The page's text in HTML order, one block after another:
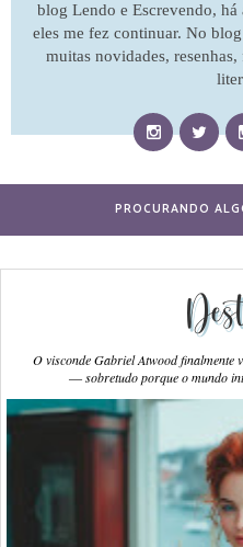
blog Lendo e Escrevendo,
eles me fez continuar. No
muitas novidades,
O visconde Gabriel Atwood finalmente
― sobretudo porque o mundo